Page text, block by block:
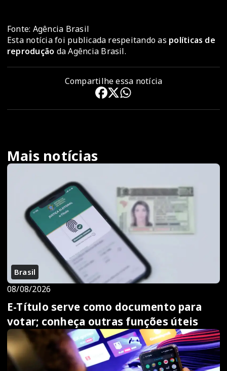
Fonte: Agência Brasil
Esta notícia foi publicada respeitando as políticas de
reprodução da Agência Brasil.
Compartilhe essa notícia
Mais notícias
Brasil
08/08/2026
E-Título serve como documento para
votar; conheça outras funções úteis